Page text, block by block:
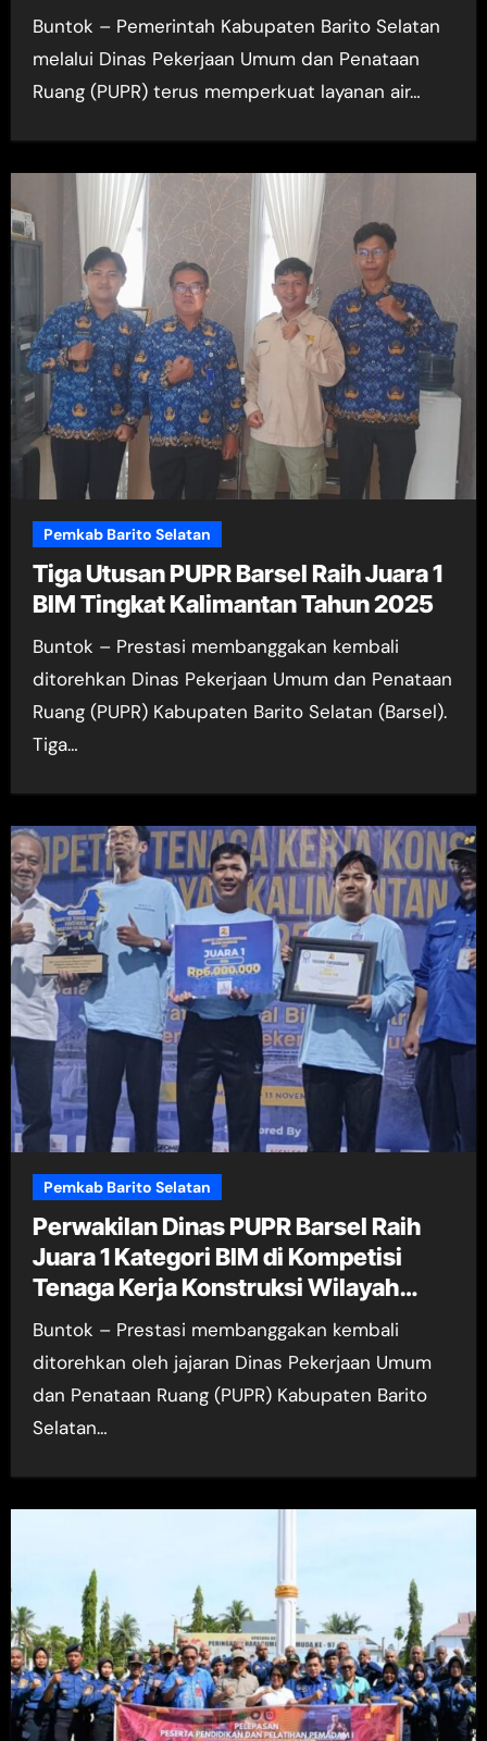
Buntok – Pemerintah Kabupaten Barito Selatan
melalui Dinas Pekerjaan Umum dan Penataan
Ruang (PUPR) terus memperkuat layanan air…
Pemkab Barito Selatan
Tiga Utusan PUPR Barsel Raih Juara 1
BIM Tingkat Kalimantan Tahun 2025
Buntok – Prestasi membanggakan kembali
ditorehkan Dinas Pekerjaan Umum dan Penataan
Ruang (PUPR) Kabupaten Barito Selatan (Barsel).
Tiga…
Pemkab Barito Selatan
Perwakilan Dinas PUPR Barsel Raih
Juara 1 Kategori BIM di Kompetisi
Tenaga Kerja Konstruksi Wilayah
Kalimantan 2025
Buntok – Prestasi membanggakan kembali
ditorehkan oleh jajaran Dinas Pekerjaan Umum
dan Penataan Ruang (PUPR) Kabupaten Barito
Selatan…